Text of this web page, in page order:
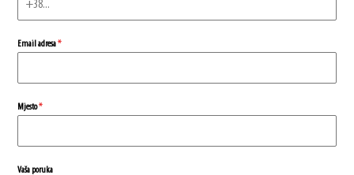
Email adresa*
Mjesto*
Vaša poruka